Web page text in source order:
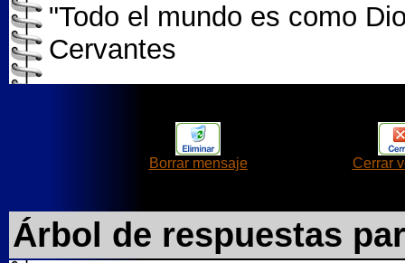
"Todo el mundo es como
Cervantes
Borrar mensaje Cerrar
Árbol de respuestas